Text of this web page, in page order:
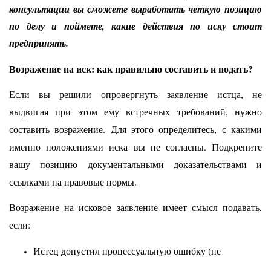
консультации вы сможете выработать четкую позицию
по делу и поймете, какие действия по иску стоит
предпринять.
Возражение на иск: как правильно составить и подать?
Если вы решили опровергнуть заявление истца, не
выдвигая при этом ему встречных требований, нужно
составить возражение. Для этого определитесь, с какими
именно положениями иска вы не согласны. Подкрепите
вашу позицию документальными доказательствами и
ссылками на правовые нормы.
Возражение на исковое заявление имеет смысл подавать,
если:
Истец допустил процессуальную ошибку (не